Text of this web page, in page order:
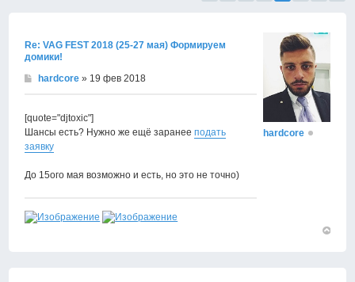
Re: VAG FEST 2018 (25-27 мая) Формируем
домики!
hardcore » 19 фев 2018
[quote="djtoxic"]
Шансы есть? Нужно же ещё заранееподать
заявку
До 15ого мая возможно и есть, но это не точно)
hardcore